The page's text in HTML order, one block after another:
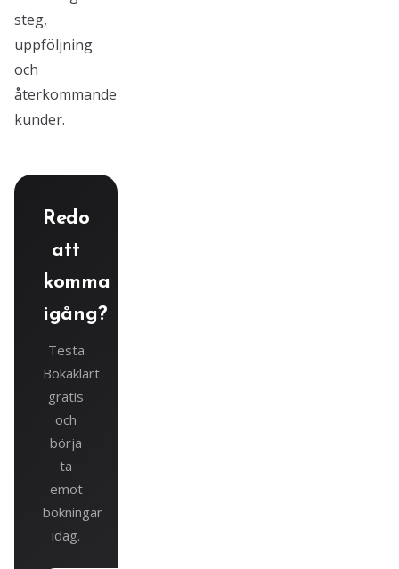
steg,
uppföljning
och
återkommande
kunder.
Redo
att
komma
igång?
Testa
Bokaklart
gratis
och
börja
ta
emot
bokningar
idag.